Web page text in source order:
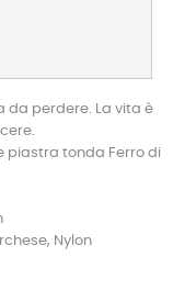
da perdere. La vita è
piastra tonda Ferro di
Nylon